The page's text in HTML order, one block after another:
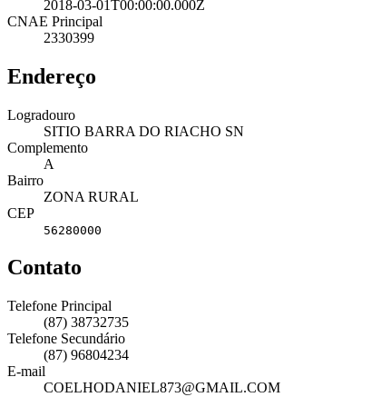
2018-03-01T00:00:00.000Z
CNAE Principal
2330399
Endereço
Logradouro
SITIO BARRA DO RIACHO SN
Complemento
A
Bairro
ZONA RURAL
CEP
56280000
Contato
Telefone Principal
(87) 38732735
Telefone Secundário
(87) 96804234
E-mail
COELHODANIEL873@GMAIL.COM